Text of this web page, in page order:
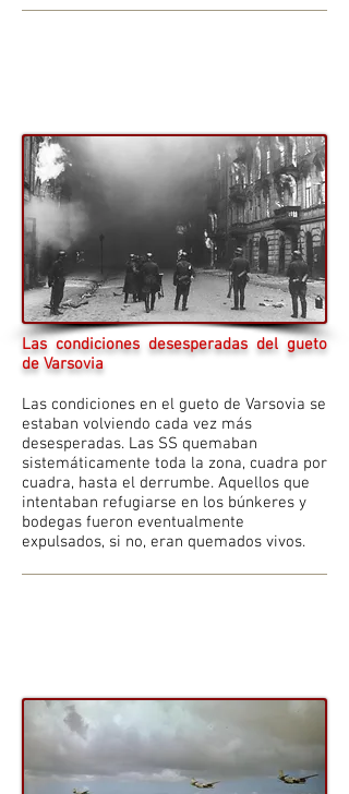
Las condiciones desesperadas del gueto
de Varsovia
Las condiciones en el gueto de Varsovia se
estaban volviendo cada vez más
desesperadas. Las SS quemaban
sistemáticamente toda la zona, cuadra por
cuadra, hasta el derrumbe. Aquellos que
intentaban refugiarse en los búnkeres y
bodegas fueron eventualmente
expulsados, si no, eran quemados vivos.